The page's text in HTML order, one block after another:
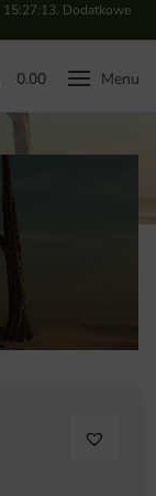
15:27:12. Dodatkowe
0.00